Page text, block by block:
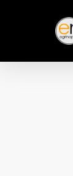
content